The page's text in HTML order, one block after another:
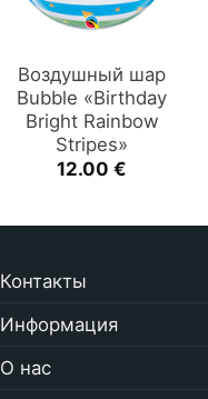
Воздушный шар
Bubble «Birthday
Bright Rainbow
Stripes»
12.00€
Контакты
Информация
О нас